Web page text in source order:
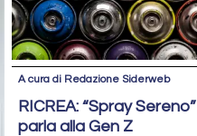
A cura di Redazione Siderweb
RICREA: “Spray Sereno”
parla alla Gen Z